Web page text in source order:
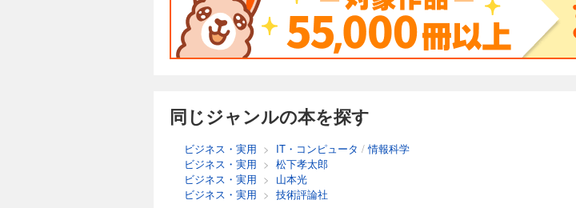
同じジャンルの本を探す
ビジネス・実用 > IT・コンピュータ /情報科学
ビジネス・実用 > 松下孝太郎
ビジネス・実用 > 山本光
ビジネス・実用 > 技術評論社